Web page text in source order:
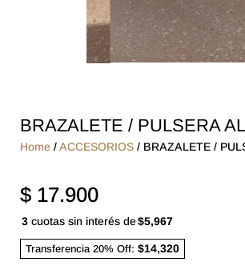
BRAZALETE / PULSERA
Home / ACCESORIOS/ BRAZALETE /
$17.900
3cuotas sin interés de$5,967
Transferencia 20% Off: $14,320